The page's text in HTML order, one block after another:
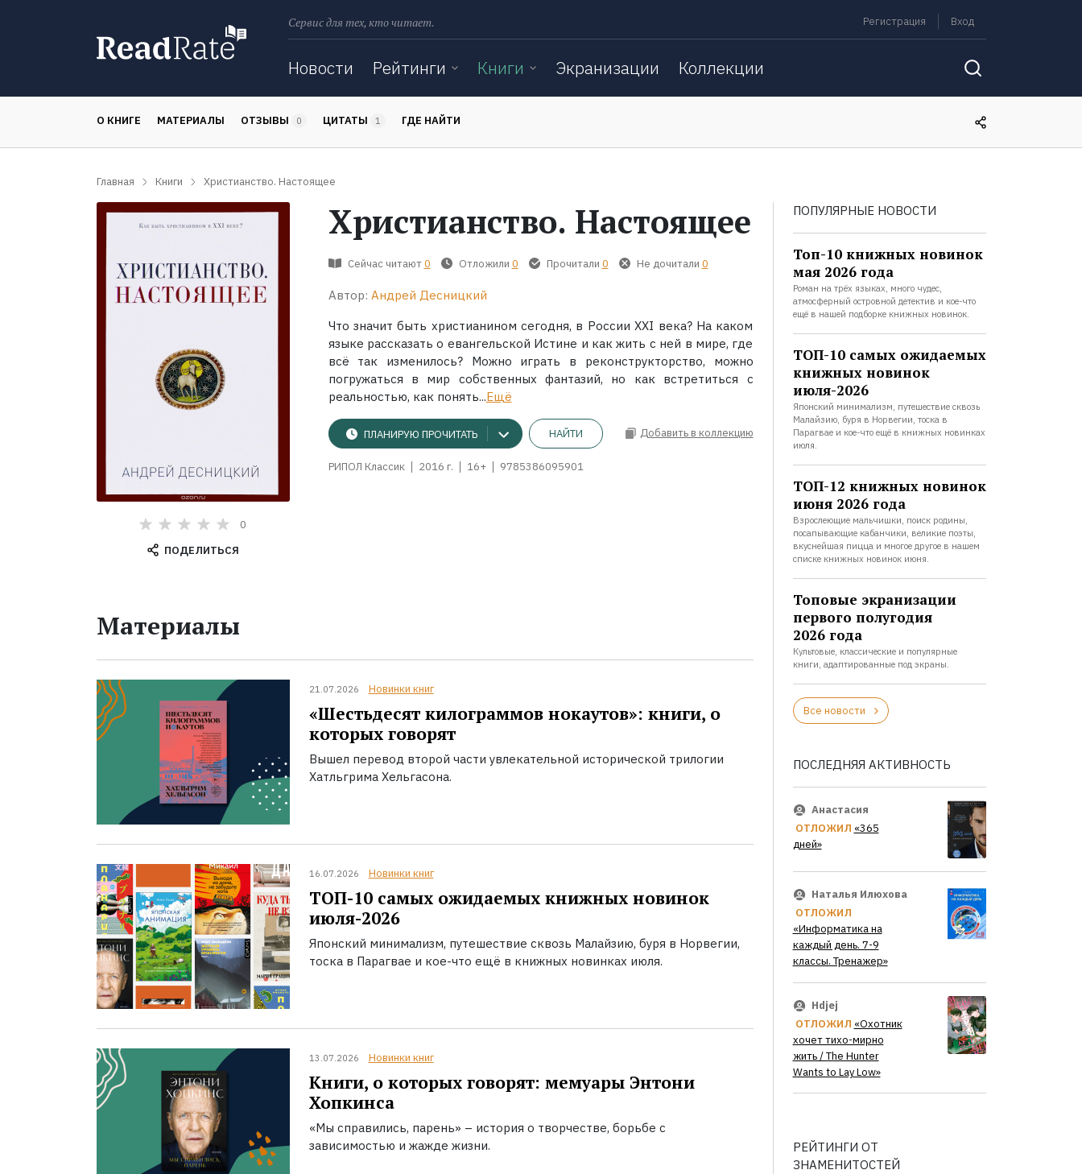
Сервис для тех, кто читает. Регистрация Вход
Новости Рейтинги Книги Экранизации Коллекции
О КНИГЕ МАТЕРИАЛЫ ОТЗЫВЫ 0 ЦИТАТЫ 1 ГДЕ НАЙТИ
Главная Книги Христианство. Настоящее
0
ПОДЕЛИТЬСЯ
Христианство. Настоящее
Сейчас читают 0 Отложили 0 Прочитали 0 Не дочитали 0
Автор: Андрей Десницкий
Что значит быть христианином сегодня, в России XXI века? На каком
языке рассказать о евангельской Истине и как жить с ней в мире, где
всё так изменилось? Можно играть в реконструкторство, можно
погружаться в мир собственных фантазий, но как встретиться с
реальностью, как понять...Ещё
ПЛАНИРУЮ ПРОЧИТАТЬ НАЙТИ Добавить в коллекцию
РИПОЛ Классик 2016 г. 16+ 9785386095901
Материалы
21.07.2026 Новинки книг
«Шестьдесят килограммов нокаутов»: книги, о
которых говорят
Вышел перевод второй части увлекательной исторической трилогии
Хатльгрима Хельгасона.
16.07.2026 Новинки книг
ТОП-10 самых ожидаемых книжных новинок
июля-2026
Японский минимализм, путешествие сквозь Малайзию, буря в Норвегии,
тоска в Парагвае и кое-что ещё в книжных новинках июля.
13.07.2026 Новинки книг
Книги, о которых говорят: мемуары Энтони
Хопкинса
«Мы справились, парень» – история о творчестве, борьбе с
зависимостью и жажде жизни.
ПОПУЛЯРНЫЕ НОВОСТИ
Топ-10 книжных новинок
мая 2026 года
Роман на трёх языках, много чудес,
атмосферный островной детектив и кое-что
ещё в нашей подборке книжных новинок.
ТОП-10 самых ожидаемых
книжных новинок
июля-2026
Японский минимализм, путешествие сквозь
Малайзию, буря в Норвегии, тоска в
Парагвае и кое-что ещё в книжных новинках
июля.
ТОП-12 книжных новинок
июня 2026 года
Взрослеющие мальчишки, поиск родины,
посапывающие кабанчики, великие поэты,
вкуснейшая пицца и многое другое в нашем
списке книжных новинок июня.
Топовые экранизации
первого полугодия
2026 года
Культовые, классические и популярные
книги, адаптированные под экраны.
Все новости
ПОСЛЕДНЯЯ АКТИВНОСТЬ
Анастасия
ОТЛОЖИЛ «365
дней»
Наталья Илюхова
ОТЛОЖИЛ
«Информатика на
каждый день. 7-9
классы. Тренажер»
Hdjej
ОТЛОЖИЛ «Охотник
хочет тихо-мирно
жить / The Hunter
Wants to Lay Low»
РЕЙТИНГИ ОТ
ЗНАМЕНИТОСТЕЙ